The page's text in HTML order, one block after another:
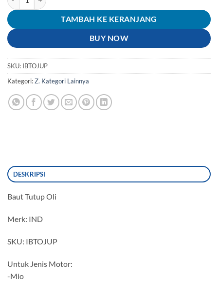
TAMBAH KE KERANJANG
BUY NOW
SKU: IBTOJUP
Kategori:Z. Kategori Lainnya
DESKRIPSI
Baut Tutup Oli
Merk: IND
SKU: IBTOJUP
Untuk Jenis Motor:
-Mio